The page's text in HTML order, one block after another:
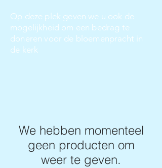
Op deze plek geven we u ook de
mogelijkheid om een bedrag te
doneren voor de bloemenpracht in
de kerk
We hebben momenteel
geen producten om
weer te geven.